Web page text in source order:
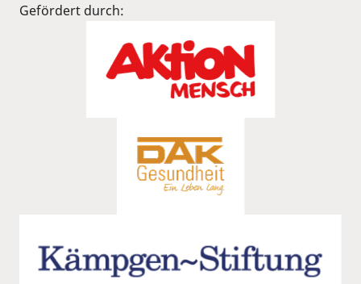
Gefördert durch: